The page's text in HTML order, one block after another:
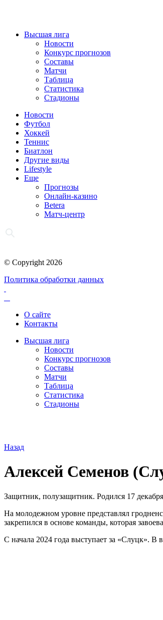
Высшая лига
Новости
Конкурс прогнозов
Составы
Матчи
Таблица
Статистика
Стадионы
Новости
Футбол
Хоккей
Теннис
Биатлон
Другие виды
Lifestyle
Еще
Прогнозы
Онлайн-казино
Betera
Матч-центр
© Copyright 2026
Политика обработки данных
О сайте
Контакты
Высшая лига
Новости
Конкурс прогнозов
Составы
Матчи
Таблица
Статистика
Стадионы
Назад
Алексей Семенов
Защитник, полузащитник. Родился 17
На молодежном уровне представлял
закрепился в основе команды, которая
С начала 2024 года выступает за «Слуцк». В